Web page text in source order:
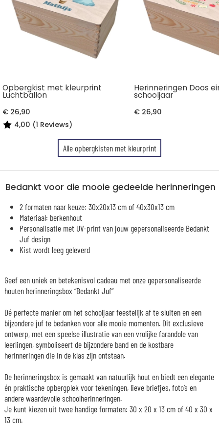
Opbergkist met kleurprint
Luchtballon
€ 26,90
4,00 (1 Reviews)
Herinneringen Doos
schooljaar
€ 26,90
Alle opbergkisten met kleurprint
Bedankt voor die mooie gedeelde herinneringen
2 formaten naar keuze: 30x20x13 cm of 40x30x13 cm
Materiaal: berkenhout
Personalisatie met UV-print van jouw gepersonaliseerde Bedankt
Juf design
Kist wordt leeg geleverd
Geef een uniek en betekenisvol cadeau met onze gepersonaliseerde
houten herinneringsbox “Bedankt Juf”
Dé perfecte manier om het schooljaar feestelijk af te sluiten en een
bijzondere juf te bedanken voor alle mooie momenten. Dit exclusieve
ontwerp, met een speelse illustratie van een vrolijke farandole van
leerlingen, symboliseert de bijzondere band en de kostbare
herinneringen die in de klas zijn ontstaan.
De herinneringsbox is gemaakt van natuurlijk hout en biedt een elegante
én praktische opbergplek voor tekeningen, lieve briefjes, foto’s en
andere waardevolle schoolherinneringen.
Je kunt kiezen uit twee handige formaten: 30 x 20 x 13 cm of 40 x 30 x
13 cm.